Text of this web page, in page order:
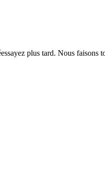
plus tard. Nous faisons